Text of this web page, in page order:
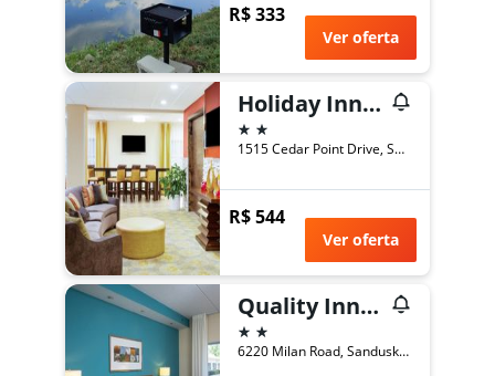
R$ 333
Ver oferta
Holiday Inn Express & Suites Sandusky By IHG
2 estrelas
1515 Cedar Point Drive, Sandusky, OH, Estados Unidos
R$ 544
Ver oferta
Quality Inn and Suites Sandusky
2 estrelas
6220 Milan Road, Sandusky, OH, Estados Unidos